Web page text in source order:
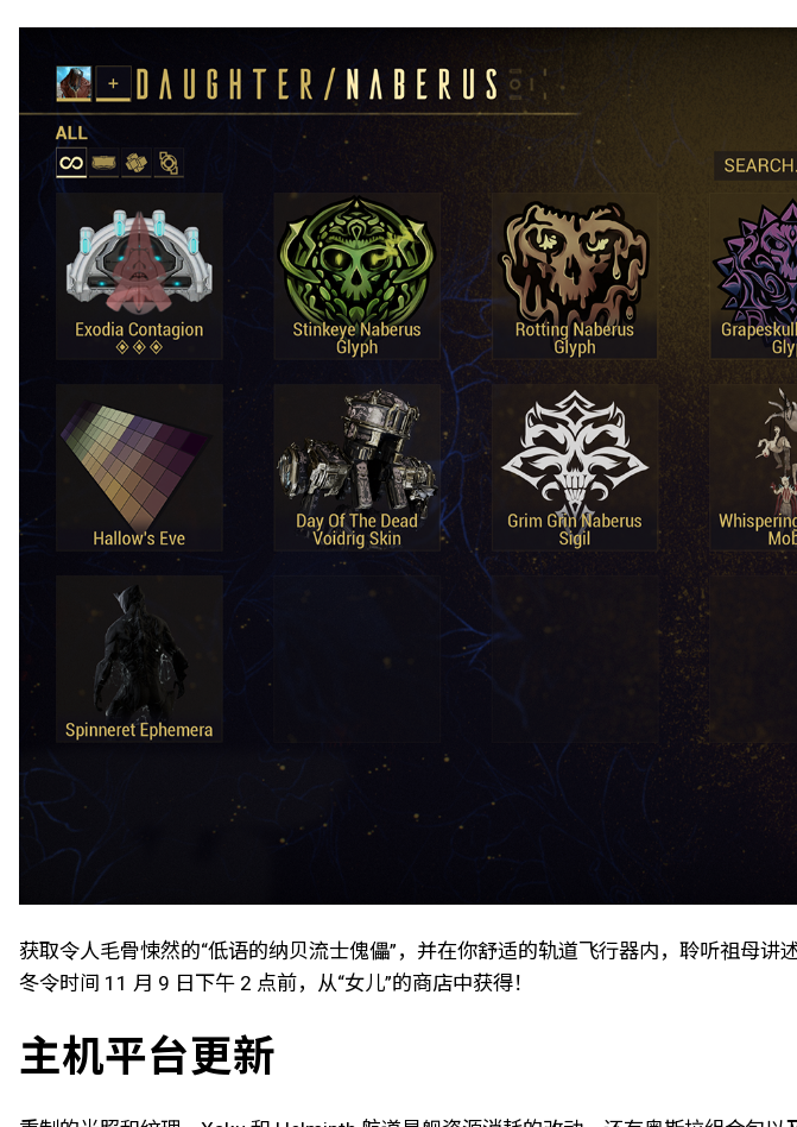
获取令人毛骨悚然的“低语的纳贝流士傀儡”，并在你舒适的轨道飞行器内，聆听祖母
冬令时间 11 月 9 日下午 2 点前，从“女儿”的商店中获得！
主机平台更新